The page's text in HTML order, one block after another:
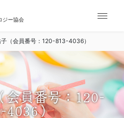
ナ
ー
シ
ョ
ン
メ
ニ
（会員番号：120-813-4036）
員番号：120-
4036）